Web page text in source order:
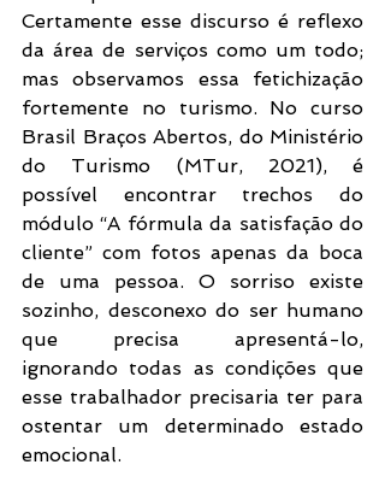
Certamente esse discurso é reflexo
da área de serviços como um todo;
mas observamos essa fetichização
fortemente no turismo. No curso
Brasil Braços Abertos, do Ministério
do Turismo (MTur, 2021), é
possível encontrar trechos do
módulo “A fórmula da satisfação do
cliente” com fotos apenas da boca
de uma pessoa. O sorriso existe
sozinho, desconexo do ser humano
que precisa apresentá-lo,
ignorando todas as condições que
esse trabalhador precisaria ter para
ostentar um determinado estado
emocional.